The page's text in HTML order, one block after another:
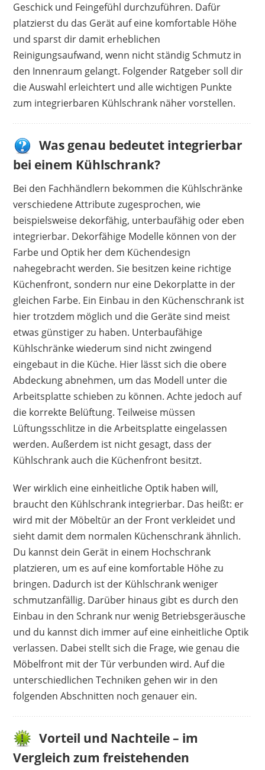
einfach zu reinigen
gute Kühlleistung
Nachteile
bildet Eis an der Rückwand
Türablage mangelhaft
Geschick und Feingefühl durchzuführen. Dafür
platzierst du das Gerät auf eine komfortable Höhe
und sparst dir damit erheblichen
Reinigungsaufwand, wenn nicht ständig Schmutz in
den Innenraum gelangt. Folgender Ratgeber soll dir
die Auswahl erleichtert und alle wichtigen Punkte
zum integrierbaren Kühlschrank näher vorstellen.
Was genau bedeutet integrierbar
bei einem Kühlschrank?
Bei den Fachhändlern bekommen die Kühlschränke
verschiedene Attribute zugesprochen, wie
beispielsweise dekorfähig, unterbaufähig oder eben
integrierbar. Dekorfähige Modelle können von der
Farbe und Optik her dem Küchendesign
nahegebracht werden. Sie besitzen keine richtige
Küchenfront, sondern nur eine Dekorplatte in der
gleichen Farbe. Ein Einbau in den Küchenschrank ist
hier trotzdem möglich und die Geräte sind meist
etwas günstiger zu haben. Unterbaufähige
Kühlschränke wiederum sind nicht zwingend
eingebaut in die Küche. Hier lässt sich die obere
Abdeckung abnehmen, um das Modell unter die
Arbeitsplatte schieben zu können. Achte jedoch auf
die korrekte Belüftung. Teilweise müssen
Lüftungsschlitze in die Arbeitsplatte eingelassen
werden. Außerdem ist nicht gesagt, dass der
Kühlschrank auch die Küchenfront besitzt.
Wer wirklich eine einheitliche Optik haben will,
braucht den Kühlschrank integrierbar. Das heißt: er
wird mit der Möbeltür an der Front verkleidet und
sieht damit dem normalen Küchenschrank ähnlich.
Du kannst dein Gerät in einem Hochschrank
platzieren, um es auf eine komfortable Höhe zu
bringen. Dadurch ist der Kühlschrank weniger
schmutzanfällig. Darüber hinaus gibt es durch den
Einbau in den Schrank nur wenig Betriebsgeräusche
und du kannst dich immer auf eine einheitliche Optik
verlassen. Dabei stellt sich die Frage, wie genau die
Möbelfront mit der Tür verbunden wird. Auf die
unterschiedlichen Techniken gehen wir in den
folgenden Abschnitten noch genauer ein.
Vorteil und Nachteile – im
Vergleich zum freistehenden